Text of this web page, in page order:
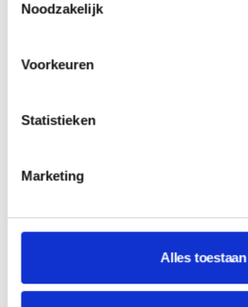
Noodzakelijk
Voorkeuren
Statistieken
Marketing
Alles toestaan